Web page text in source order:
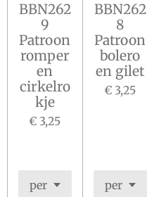
BBN262
9
Patroon
romper
en
cirkelro
kje
€ 3,25
BBN262
8
Patroon
bolero
en gilet
€ 3,25